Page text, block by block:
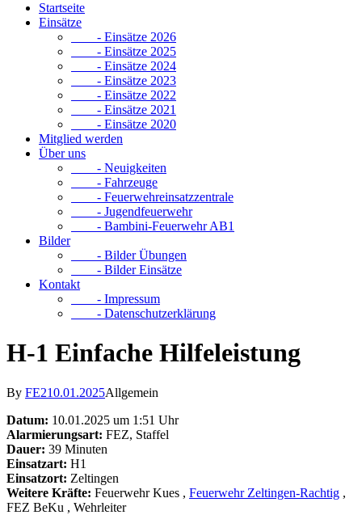
Startseite
Einsätze
- Einsätze 2026
- Einsätze 2025
- Einsätze 2024
- Einsätze 2023
- Einsätze 2022
- Einsätze 2021
- Einsätze 2020
Mitglied werden
Über uns
- Neuigkeiten
- Fahrzeuge
- Feuerwehreinsatzzentrale
- Jugendfeuerwehr
- Bambini-Feuerwehr AB1
Bilder
- Bilder Übungen
- Bilder Einsätze
Kontakt
- Impressum
- Datenschutzerklärung
H-1 Einfache Hilfeleistung
By FE210.01.2025Allgemein
Datum: 10.01.2025 um 1:51 Uhr
Alarmierungsart: FEZ, Staffel
Dauer: 39 Minuten
Einsatzart: H1
Einsatzort: Zeltingen
Weitere Kräfte: Feuerwehr Kues , Feuerwehr Zeltingen-Rachtig ,
FEZ BeKu , Wehrleiter